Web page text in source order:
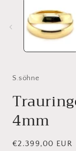
öffnen
S.söhne
4mm
Normaler
€2.399,00 EUR